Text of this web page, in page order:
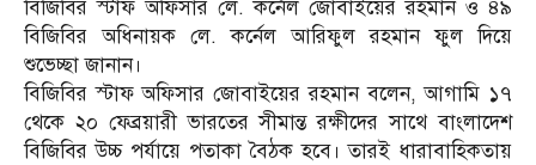
বিজিবির স্টাফ অফিসার লে. কর্নেল জোবাইয়ের রহমান ও ৪৯
বিজিবির অধিনায়ক লে. কর্নেল আরিফুল রহমান ফুল দিয়ে
শুভেচ্ছা জানান।
বিজিবির স্টাফ অফিসার জোবাইয়ের রহমান বলেন, আগামি ১৭
থেকে ২০ ফেব্রয়ারী ভারতের সীমান্ত রক্ষীদের সাথে বাংলাদেশ
বিজিবির উচ্চ পর্যায়ে পতাকা বৈঠক হবে। তারই ধারাবাহিকতায়